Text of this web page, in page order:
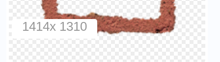
1414x 1310